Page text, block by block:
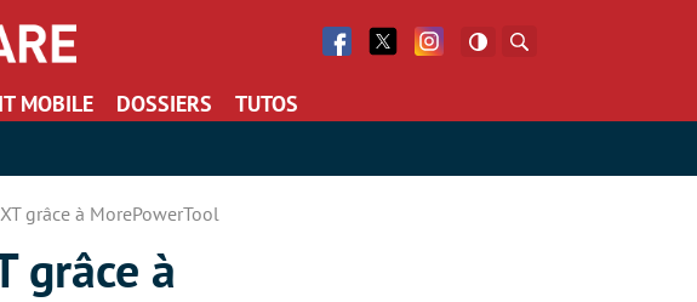
Facebook
Twitter Facebook
MOBILE DOSSIERS TUTOS
grâce à MorePowerTool
grâce à